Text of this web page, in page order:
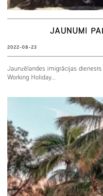
JAUNUMI
2022-08-23
Jaunzēlandes imigrācijas
Working Holiday…